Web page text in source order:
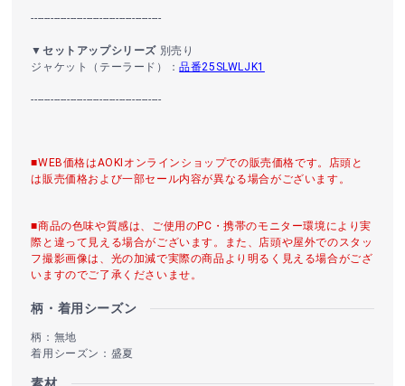
----------------------------------------
▼セットアップシリーズ 別売り
ジャケット（テーラード）：品番25SLWLJK1
----------------------------------------
■WEB価格はAOKIオンラインショップでの販売価格です。店頭と
は販売価格および一部セール内容が異なる場合がございます。
■商品の色味や質感は、ご使用のPC・携帯のモニター環境により実
際と違って見える場合がございます。また、店頭や屋外でのスタッ
フ撮影画像は、光の加減で実際の商品より明るく見える場合がござ
いますのでご了承くださいませ。
柄・着用シーズン
柄：無地
着用シーズン：盛夏
素材